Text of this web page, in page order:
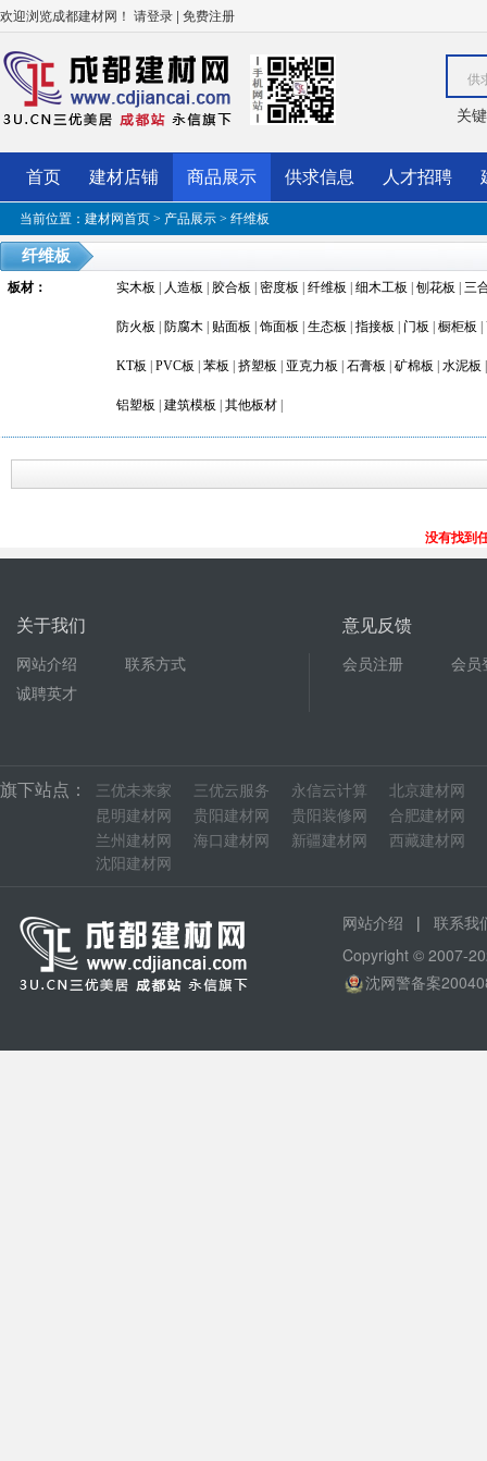
欢迎浏览成都建材网！ 请登录 | 免费注册
供
关
首页 建材店铺 商品展示 供求信息 人才招聘
当前位置： 建材网首页 > 产品展示 > 纤维板
纤维板
板材： 实木板 人造板 胶合板 密度板 纤维板 细木工板 刨花板 三
防火板 防腐木 贴面板 饰面板 生态板 指接板 门板 橱柜板
KT板 PVC板 苯板 挤塑板 亚克力板 石膏板 矿棉板 水泥板
铝塑板 建筑模板 其他板材
没有找到
关于我们
网站介绍
联系方式
诚聘英才
意见反馈
会员注册 会员
旗下站点： 三优未来家 三优云服务 永信云计算 北京建材网
昆明建材网
贵阳建材网 贵阳装修网 合肥建材网
兰州建材网
海口建材网 新疆建材网 西藏建材网
沈阳建材网
网站介绍 | 联系我
Copyright © 2007-
沈网警备案